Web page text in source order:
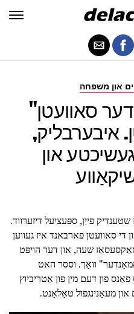
און משפּחה
"קאַמאַנדער" - דער סאוועטן
איבערבליק,
און
שטענדיק פייַן, ספּעציעל דיזערווד.
די סאוועטן פארבאנד איז געווען
שעה, און דער הויפּט
וואַך. וססר האט
פון דעם מין פון אַטריביוץ
מעאַנינגפול טאַלאַנט.